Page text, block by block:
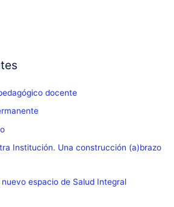
docente
Institución. Una construcción (a)brazo
espacio de Salud Integral